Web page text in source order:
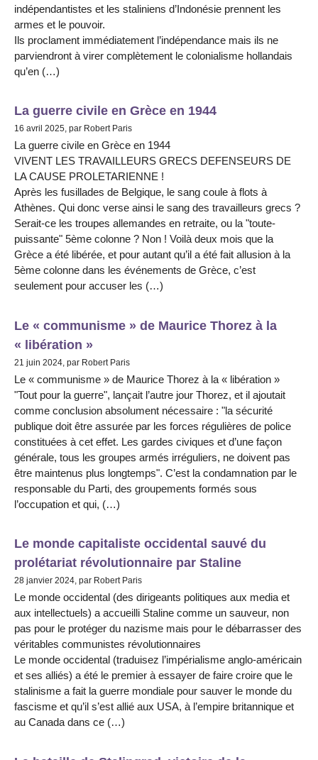
indépendantistes et les staliniens d’Indonésie prennent les
armes et le pouvoir.
Ils proclament immédiatement l’indépendance mais ils ne
parviendront à virer complètement le colonialisme hollandais
qu’en (…)
La guerre civile en Grèce en 1944
16 avril 2025, par Robert Paris
La guerre civile en Grèce en 1944
VIVENT LES TRAVAILLEURS GRECS DEFENSEURS DE
LA CAUSE PROLETARIENNE !
Après les fusillades de Belgique, le sang coule à flots à
Athènes. Qui donc verse ainsi le sang des travailleurs grecs ?
Serait-ce les troupes allemandes en retraite, ou la "toute-
puissante" 5ème colonne ? Non ! Voilà deux mois que la
Grèce a été libérée, et pour autant qu’il a été fait allusion à la
5ème colonne dans les événements de Grèce, c’est
seulement pour accuser les (…)
Le « communisme » de Maurice Thorez à la
« libération »
21 juin 2024, par Robert Paris
Le « communisme » de Maurice Thorez à la « libération »
"Tout pour la guerre", lançait l’autre jour Thorez, et il ajoutait
comme conclusion absolument nécessaire : "la sécurité
publique doit être assurée par les forces régulières de police
constituées à cet effet. Les gardes civiques et d’une façon
générale, tous les groupes armés irréguliers, ne doivent pas
être maintenus plus longtemps". C’est la condamnation par le
responsable du Parti, des groupements formés sous
l’occupation et qui, (…)
Le monde capitaliste occidental sauvé du
prolétariat révolutionnaire par Staline
28 janvier 2024, par Robert Paris
Le monde occidental (des dirigeants politiques aux media et
aux intellectuels) a accueilli Staline comme un sauveur, non
pas pour le protéger du nazisme mais pour le débarrasser des
véritables communistes révolutionnaires
Le monde occidental (traduisez l’impérialisme anglo-américain
et ses alliés) a été le premier à essayer de faire croire que le
stalinisme a fait la guerre mondiale pour sauver le monde du
fascisme et qu’il s’est allié aux USA, à l’empire britannique et
au Canada dans ce (…)